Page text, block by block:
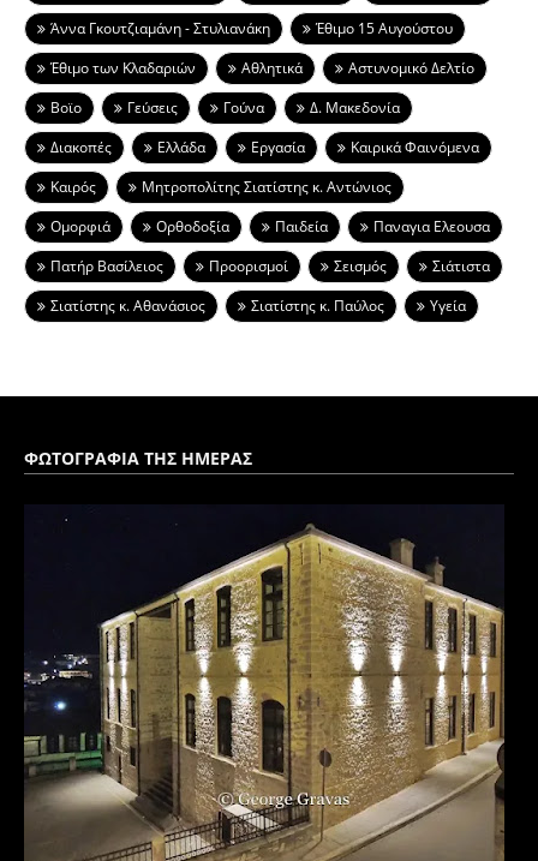
Άννα Γκουτζιαμάνη - Στυλιανάκη
Έθιμο 15 Αυγούστου
Έθιμο των Κλαδαριών
Αθλητικά
Αστυνομικό Δελτίο
Βοϊο
Γεύσεις Γούνα
Δ. Μακεδονία
Διακοπές
Ελλάδα Εργασία
Καιρικά Φαινόμενα
Καιρός
Μητροπολίτης Σιατίστης κ. Αντώνιος
Ομορφιά
Ορθοδοξία Παιδεία
Παναγια Ελεουσα
Πατήρ Βασίλειος
Προορισμοί Σεισμός
Σιάτιστα
Σιατίστης κ. Αθανάσιος
Σιατίστης κ. Παύλος Υγεία
ΦΩΤΟΓΡΑΦΙΑ ΤΗΣ ΗΜΕΡΑΣ